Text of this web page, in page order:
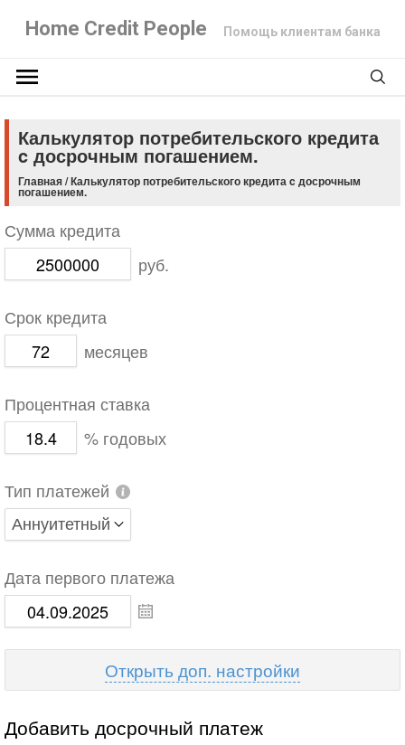
Home Credit People Помощь клиентам банка
Калькулятор потребительского кредита
c досрочным погашением.
Главная/Калькулятор потребительского кредита c досрочным
погашением.
Сумма кредита
руб.
Срок кредита
месяцев
Процентная ставка
% годовых
Тип платежей
Дата первого платежа
доп. настройки
Добавить досрочный платеж